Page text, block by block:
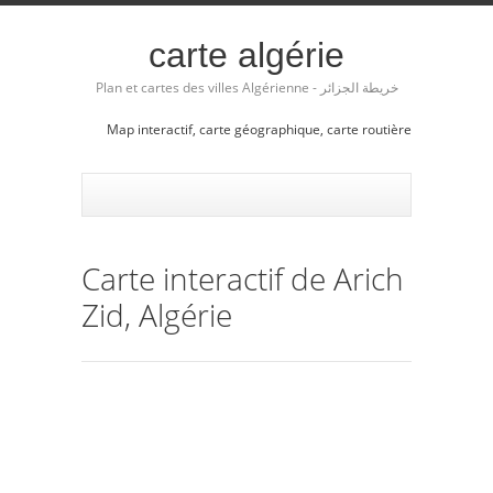
carte algérie
Plan et cartes des villes Algérienne - خريطة الجزائر
Map interactif, carte géographique, carte routière
Carte interactif de Arich
Zid, Algérie